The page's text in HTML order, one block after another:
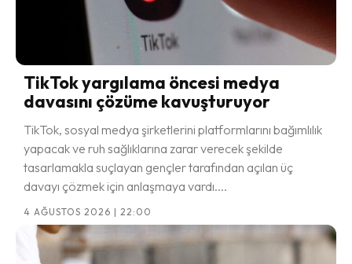
TikTok yargılama öncesi medya
davasını çözüme kavuşturuyor
TikTok, sosyal medya şirketlerini platformlarını bağımlılık
yapacak ve ruh sağlıklarına zarar verecek şekilde
tasarlamakla suçlayan gençler tarafından açılan üç
davayı çözmek için anlaşmaya vardı....
4 AĞUSTOS 2026 | 22:00